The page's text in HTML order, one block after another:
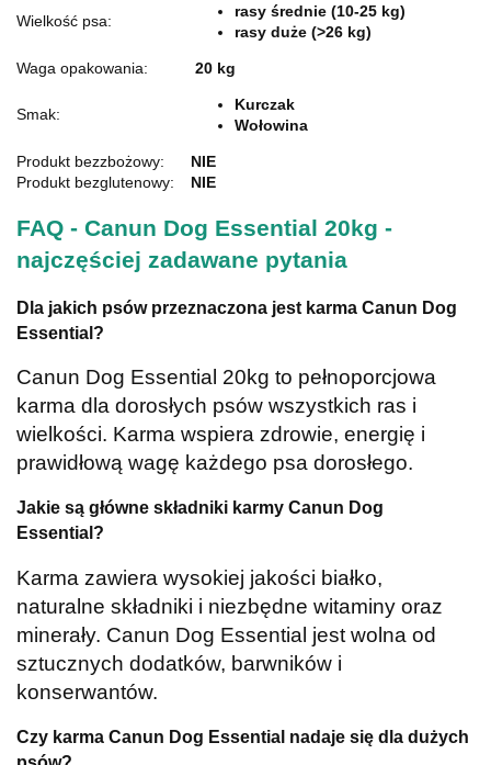
Wielkość psa:
rasy średnie (10-25 kg)
rasy duże (>26 kg)
Waga opakowania: 20 kg
Smak:
Kurczak
Wołowina
Produkt bezzbożowy:
NIE
Produkt bezglutenowy:
NIE
FAQ - Canun Dog Essential 20kg -
najczęściej zadawane pytania
Dla jakich psów przeznaczona jest karma Canun Dog
Essential?
Canun Dog Essential 20kg to pełnoporcjowa
karma dla dorosłych psów wszystkich ras i
wielkości. Karma wspiera zdrowie, energię i
prawidłową wagę każdego psa dorosłego.
Jakie są główne składniki karmy Canun Dog
Essential?
Karma zawiera wysokiej jakości białko,
naturalne składniki i niezbędne witaminy oraz
minerały. Canun Dog Essential jest wolna od
sztucznych dodatków, barwników i
konserwantów.
Czy karma Canun Dog Essential nadaje się dla dużych